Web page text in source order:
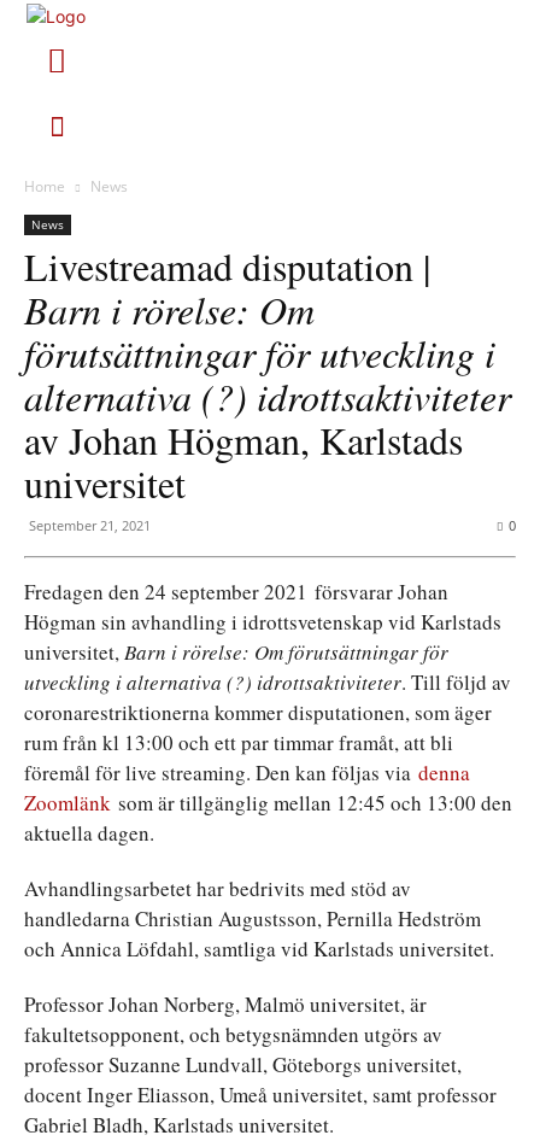
Home News
News
Livestreamad disputation |
Barn i rörelse: Om
förutsättningar för utveckling i
alternativa (?) idrottsaktiviteter
av Johan Högman, Karlstads
universitet
September 21, 2021 0
Fredagen den 24 september 2021 försvarar Johan
Högman sin avhandling i idrottsvetenskap vid Karlstads
universitet, Barn i rörelse: Om förutsättningar för
utveckling i alternativa (?) idrottsaktiviteter. Till följd av
coronarestriktionerna kommer disputationen, som äger
rum från kl 13:00 och ett par timmar framåt, att bli
föremål för live streaming. Den kan följas via denna
Zoomlänk som är tillgänglig mellan 12:45 och 13:00 den
aktuella dagen.
Avhandlingsarbetet har bedrivits med stöd av
handledarna Christian Augustsson, Pernilla Hedström
och Annica Löfdahl, samtliga vid Karlstads universitet.
Professor Johan Norberg, Malmö universitet, är
fakultetsopponent, och betygsnämnden utgörs av
professor Suzanne Lundvall, Göteborgs universitet,
docent Inger Eliasson, Umeå universitet, samt professor
Gabriel Bladh, Karlstads universitet.